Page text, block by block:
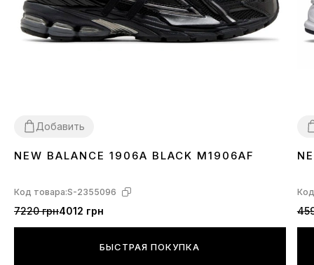
Добавить
3637 3839404142 4344 45
NEW BALANCE 1906A BLACK M1906AF
Код товара:S-2355096
7220 грн4012 грн
БЫСТРАЯ ПОКУПКА